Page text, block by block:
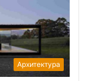
Архитектура